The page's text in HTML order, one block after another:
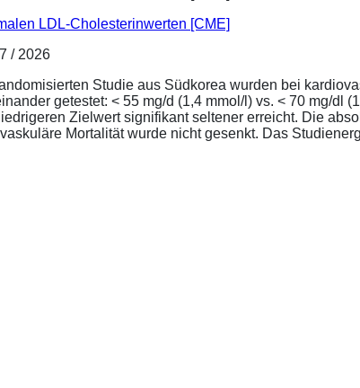
LDL-Cholesterinwerten [CME]
/ 2026
Studie aus Südkorea wurden bei
getestet: < 55 mg/d (1,4 mmol/l) vs. < 70 mg/
Zielwert signifikant seltener erreicht. Die
Mortalität wurde nicht gesenkt. Das